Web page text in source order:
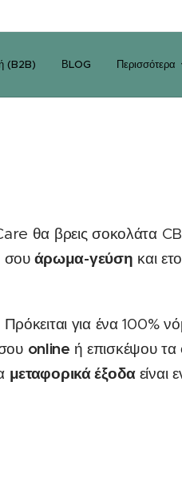
(B2B) ΒLOG Περισσότερα
θα βρεις σοκολάτα
σουάρωμα-γεύση και
Πρόκειται για ένα 100%
online ή επισκέψου τα
μεταφορικά έξοδα είναι